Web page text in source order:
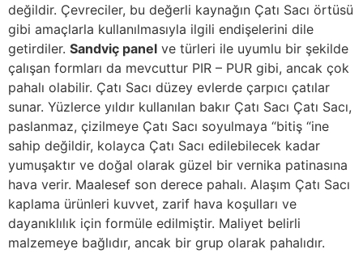
değildir. Çevreciler, bu değerli kaynağın Çatı Sacı örtüsü
gibi amaçlarla kullanılmasıyla ilgili endişelerini dile
getirdiler. Sandviç panel ve türleri ile uyumlu bir şekilde
çalışan formları da mevcuttur PIR – PUR gibi, ancak çok
pahalı olabilir. Çatı Sacı düzey evlerde çarpıcı çatılar
sunar. Yüzlerce yıldır kullanılan bakır Çatı Sacı Çatı Sacı,
paslanmaz, çizilmeye Çatı Sacı soyulmaya “bitiş “ine
sahip değildir, kolayca Çatı Sacı edilebilecek kadar
yumuşaktır ve doğal olarak güzel bir vernika patinasına
hava verir. Maalesef son derece pahalı. Alaşım Çatı Sacı
kaplama ürünleri kuvvet, zarif hava koşulları ve
dayanıklılık için formüle edilmiştir. Maliyet belirli
malzemeye bağlıdır, ancak bir grup olarak pahalıdır.